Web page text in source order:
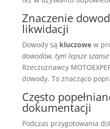
Znaczenie
likwidacji
Dowody są kluczowew
dowodów, tym lepsze
Rzeczoznawcy
dowody. To znacząco
Często
dokumentacji
Podczas przygotowania